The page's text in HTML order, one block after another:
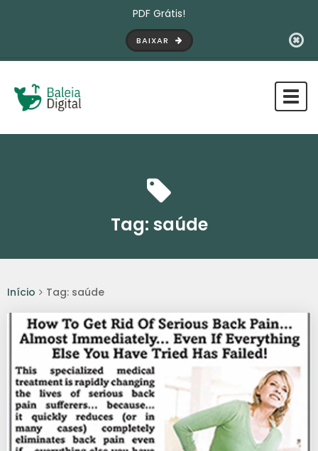
PDF Grátis!
BAIXAR
Tag: saúde
Início Tag: saúde